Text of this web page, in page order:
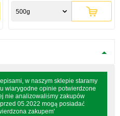
500g
w naszym sklepie staramy
wiarygodne opinie potwierdzone
nie analizowaliśmy zakupów
05.2022 mogą posiadać
zakupem'